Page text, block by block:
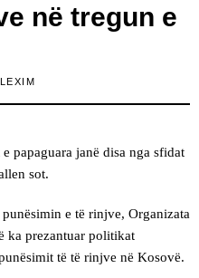
në tregun e
papaguara janë disa nga sfidat
sot.
e të rinjve, Organizata
ka prezantuar politikat
të të rinjve në Kosovë.